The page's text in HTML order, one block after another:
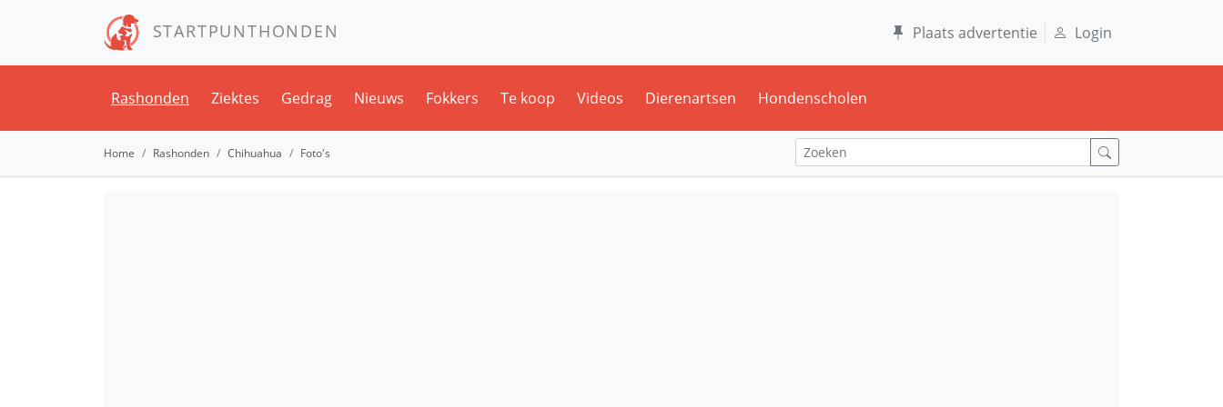
STARTPUNTHONDEN Plaats advertentie Login
Rashonden Ziektes Gedrag Nieuws Fokkers Te koop Videos Dierenartsen Hondenscholen
Home Rashonden Chihuahua Foto's